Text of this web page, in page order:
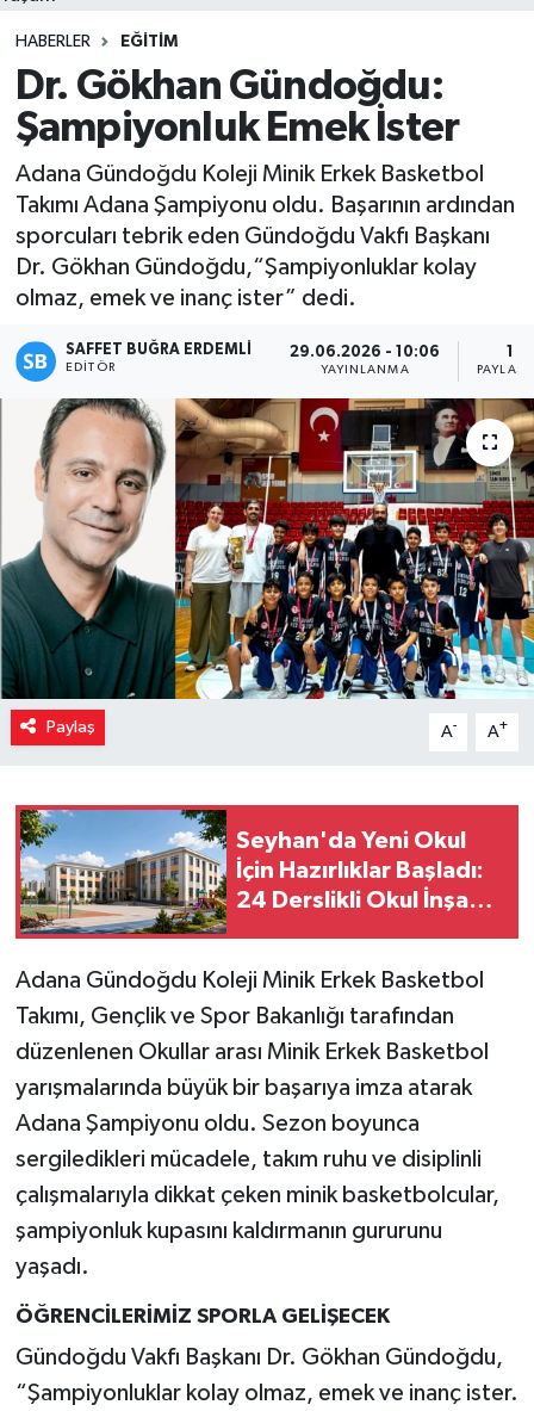
HABERLER EĞITIM
Dr. Gökhan Gündoğdu:
Şampiyonluk Emek İster
Adana Gündoğdu Koleji Minik Erkek Basketbol
Takımı Adana Şampiyonu oldu. Başarının ardından
sporcuları tebrik eden Gündoğdu Vakfı Başkanı
Dr. Gökhan Gündoğdu,“Şampiyonluklar kolay
olmaz, emek ve inanç ister” dedi.
SAFFET BUĞRA ERDEMLI
EDITÖR
29.06.2026 - 10:06
YAYINLANMA
Paylaş A- A+
Seyhan'da Yeni Okul
İçin Hazırlıklar Başladı:
24 Derslikli Okul İnşa
Adana Gündoğdu Koleji Minik Erkek Basketbol
Takımı, Gençlik ve Spor Bakanlığı tarafından
düzenlenen Okullar arası Minik Erkek Basketbol
yarışmalarında büyük bir başarıya imza atarak
Adana Şampiyonu oldu. Sezon boyunca
sergiledikleri mücadele, takım ruhu ve disiplinli
çalışmalarıyla dikkat çeken minik basketbolcular,
şampiyonluk kupasını kaldırmanın gururunu
yaşadı.
ÖĞRENCİLERİMİZ SPORLA GELİŞECEK
Gündoğdu Vakfı Başkanı Dr. Gökhan Gündoğdu,
“Şampiyonluklar kolay olmaz, emek ve inanç ister.